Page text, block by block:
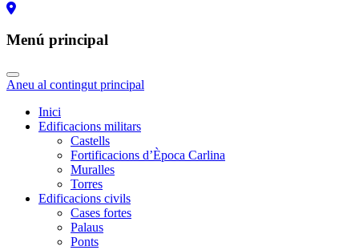
Menú principal
Aneu al contingut principal
Inici
Edificacions militars
Castells
Fortificacions d’Època Carlina
Muralles
Torres
Edificacions civils
Cases fortes
Palaus
Ponts